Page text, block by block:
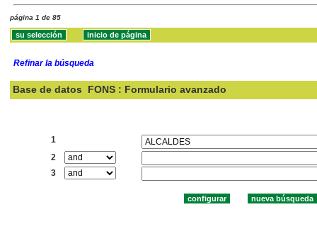
página 1 de 85
Refinar la búsqueda
Base de datos FONS : Formulario avanzado
1
2
3